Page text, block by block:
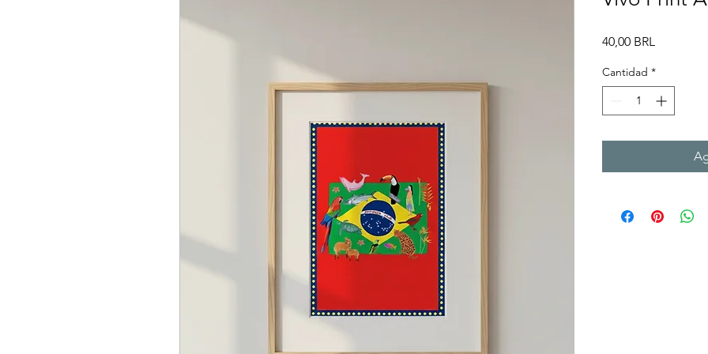
40,00 BRL
Cantidad *